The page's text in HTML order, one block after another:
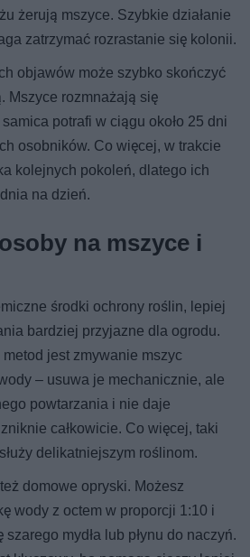
żerują mszyce. Szybkie działanie
zatrzymać rozrastanie się kolonii.
objawów może szybko skończyć
Mszyce rozmnażają się
potrafi w ciągu około 25 dni
osobników. Co więcej, w trakcie
kolejnych pokoleń, dlatego ich
na dzień.
na mszyce i
środki ochrony roślin, lepiej
bardziej przyjazne dla ogrodu.
jest zmywanie mszyc
– usuwa je mechanicznie, ale
powtarzania i nie daje
całkowicie. Co więcej, taki
delikatniejszym roślinom.
domowe opryski. Możesz
wody z octem w proporcji 1:10 i
mydła lub płynu do naczyń.